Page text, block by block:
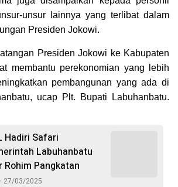
unsur lainnya yang terlibat dalam
Presiden Jokowi.
Presiden Jokowi ke Kabupaten
membantu perekonomian yang lebih
pembangunan yang ada di
ucap Plt. Bupati Labuhanbatu.
Hadiri Safari
Labuhanbatu
Rohim Pangkatan
27/03/2025